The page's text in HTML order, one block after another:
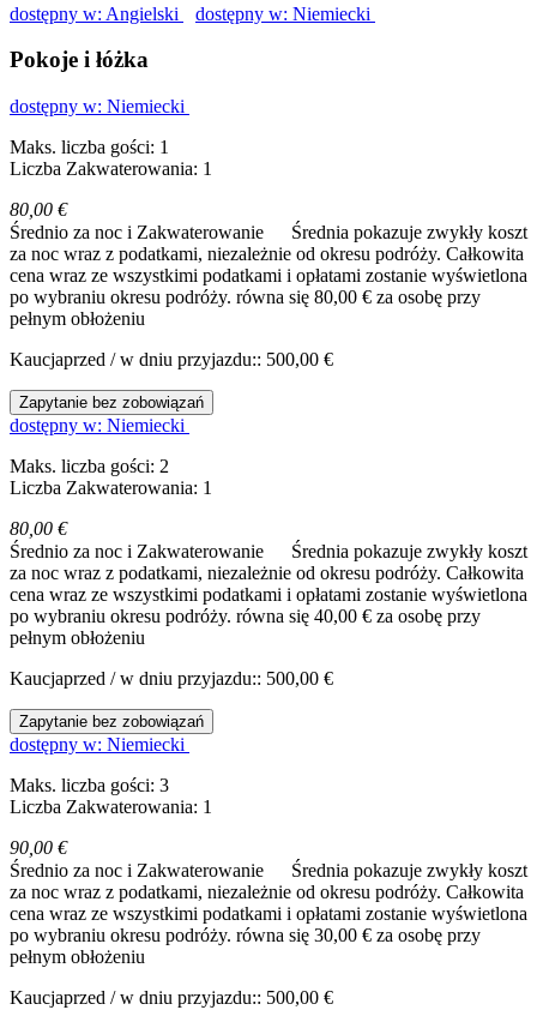
dostępny w: Angielski dostępny w: Niemiecki
Pokoje i łóżka
dostępny w: Niemiecki
Maks. liczba gości: 1
Liczba Zakwaterowania: 1
80,00 €
Średnio za noc i Zakwaterowanie
Średnia pokazuje zwykły koszt
za noc wraz z podatkami, niezależnie od okresu podróży. Całkowita
cena wraz ze wszystkimi podatkami i opłatami zostanie wyświetlona
po wybraniu okresu podróży. równa się 80,00 € za osobę przy
pełnym obłożeniu
Kaucjaprzed / w dniu przyjazdu:: 500,00 €
Zapytanie bez zobowiązań
dostępny w: Niemiecki
Maks. liczba gości: 2
Liczba Zakwaterowania: 1
80,00 €
Średnio za noc i Zakwaterowanie
Średnia pokazuje zwykły koszt
za noc wraz z podatkami, niezależnie od okresu podróży. Całkowita
cena wraz ze wszystkimi podatkami i opłatami zostanie wyświetlona
po wybraniu okresu podróży. równa się 40,00 € za osobę przy
pełnym obłożeniu
Kaucjaprzed / w dniu przyjazdu:: 500,00 €
Zapytanie bez zobowiązań
dostępny w: Niemiecki
Maks. liczba gości: 3
Liczba Zakwaterowania: 1
90,00 €
Średnio za noc i Zakwaterowanie
Średnia pokazuje zwykły koszt
za noc wraz z podatkami, niezależnie od okresu podróży. Całkowita
cena wraz ze wszystkimi podatkami i opłatami zostanie wyświetlona
po wybraniu okresu podróży. równa się 30,00 € za osobę przy
pełnym obłożeniu
Kaucjaprzed / w dniu przyjazdu:: 500,00 €